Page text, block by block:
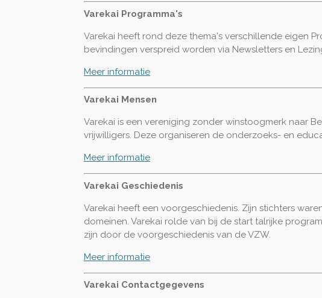
Varekai Programma's
Varekai heeft rond deze thema's verschillende eigen
bevindingen verspreid worden via Newsletters en
Meer informatie
Varekai Mensen
Varekai is een vereniging zonder winstoogmerk naar
vrijwilligers. Deze organiseren de onderzoeks- en
Meer informatie
Varekai Geschiedenis
Varekai heeft een voorgeschiedenis. Zijn stichters
domeinen. Varekai rolde van bij de start talrijke
zijn door de voorgeschiedenis van de VZW.
Meer informatie
Varekai Contactgegevens